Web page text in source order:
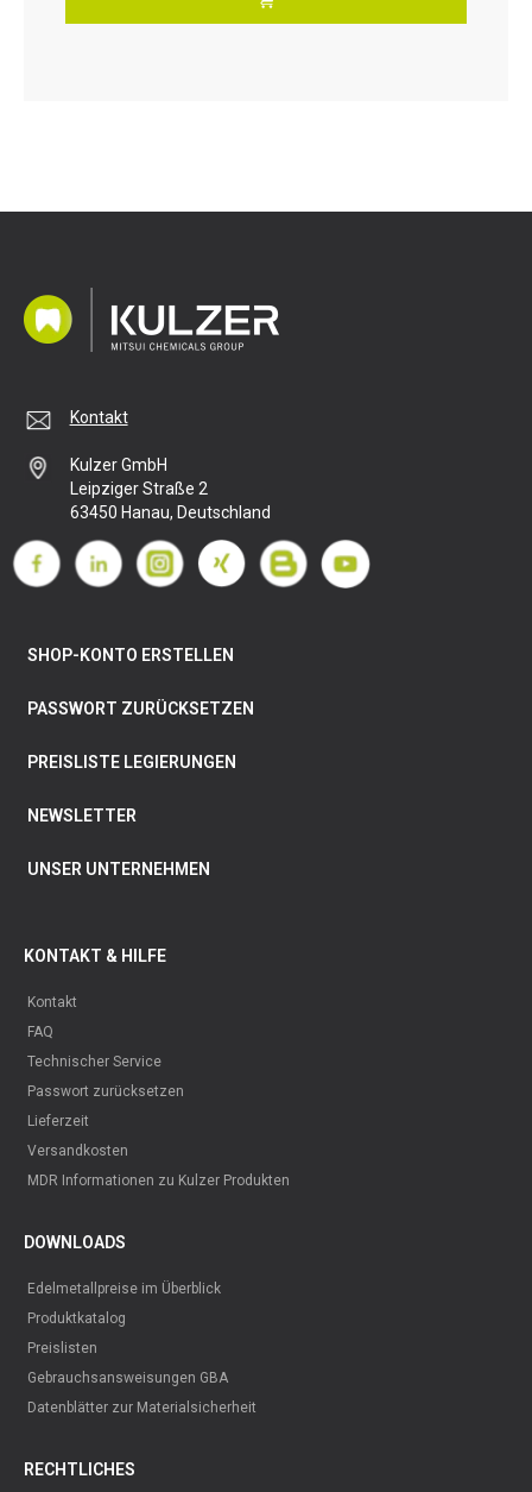
Kontakt
Kulzer GmbH
Leipziger Straße 2
63450 Hanau, Deutschland
SHOP-KONTO ERSTELLEN
PASSWORT ZURÜCKSETZEN
PREISLISTE LEGIERUNGEN
NEWSLETTER
UNSER UNTERNEHMEN
KONTAKT & HILFE
Kontakt
FAQ
Technischer Service
Passwort zurücksetzen
Lieferzeit
Versandkosten
MDR Informationen zu Kulzer Produkten
DOWNLOADS
Edelmetallpreise im Überblick
Produktkatalog
Preislisten
Gebrauchsansweisungen GBA
Datenblätter zur Materialsicherheit
RECHTLICHES